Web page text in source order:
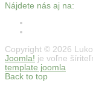
Nájdete nás aj na:
Copyright © 2026
Joomla! je voľne
template joomla
Back to top